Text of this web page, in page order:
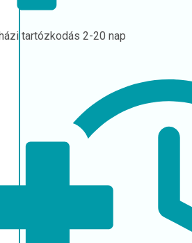
tartózkodás 2-20 nap